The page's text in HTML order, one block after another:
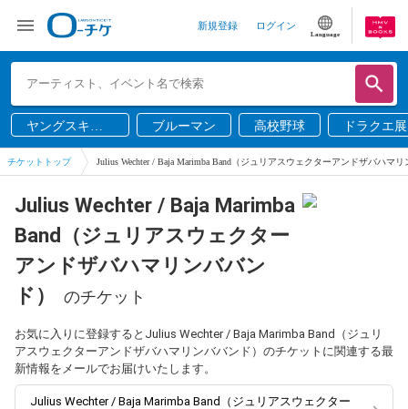
新規登録 ログイン
Language
ヤングスキニ
ー
ブルーマン 高校野球 ドラクエ展
チケットトップ Julius Wechter / Baja Marimba Band（ジュリアスウェクターアンドザバハマ
Julius Wechter / Baja Marimba
Band（ジュリアスウェクター
アンドザバハマリンババン
ド）
のチケット
お気に入りに登録するとJulius Wechter / Baja Marimba Band（ジュリ
アスウェクターアンドザバハマリンババンド）のチケットに関連する最
新情報をメールでお届けいたします。
Julius Wechter / Baja Marimba Band（ジュリアスウェクター